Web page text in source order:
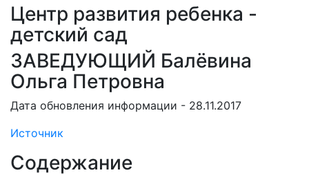
Центр развития ребенка -
детский сад
ЗАВЕДУЮЩИЙ Балёвина
Ольга Петровна
Дата обновления информации - 28.11.2017
Источник
Содержание